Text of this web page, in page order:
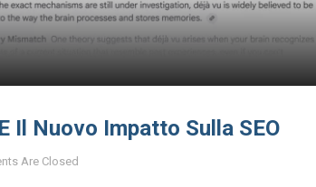
Il Nuovo Impatto Sulla SEO
Are Closed